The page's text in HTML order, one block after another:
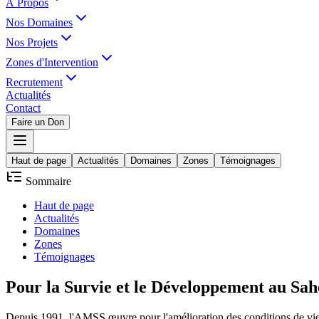
Nos Domaines
Nos Projets
Zones d'Intervention
Recrutement
Actualités
Contact
Faire un Don
Haut de page Actualités Domaines Zones Témoignages
Sommaire
Haut de page
Actualités
Domaines
Zones
Témoignages
Pour la Survie et le Développement au